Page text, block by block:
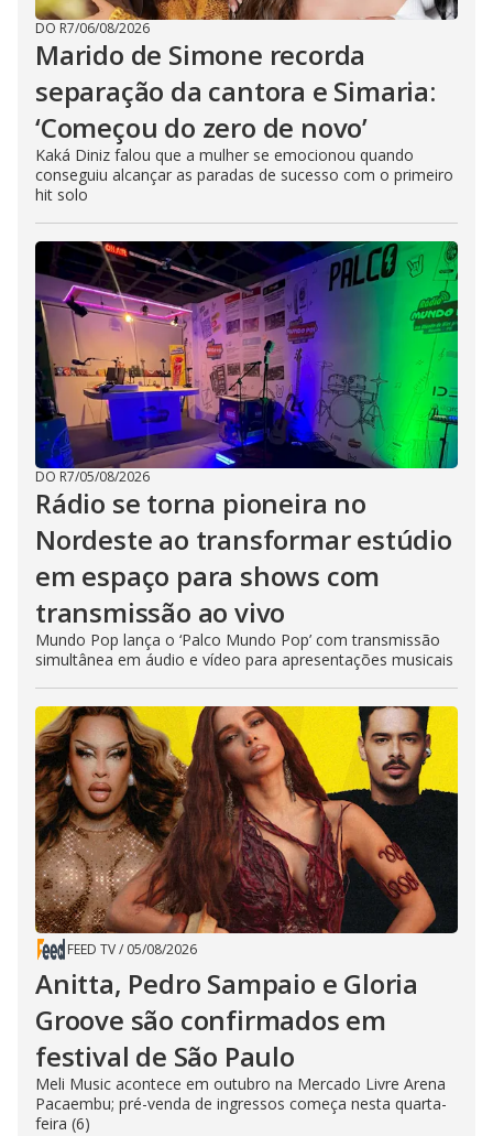
DO R7/06/08/2026
Marido de Simone recorda
separação da cantora e Simaria:
‘Começou do zero de novo’
Kaká Diniz falou que a mulher se emocionou quando
conseguiu alcançar as paradas de sucesso com o primeiro
hit solo
DO R7/05/08/2026
Rádio se torna pioneira no
Nordeste ao transformar estúdio
em espaço para shows com
transmissão ao vivo
Mundo Pop lança o ‘Palco Mundo Pop’ com transmissão
simultânea em áudio e vídeo para apresentações musicais
FEED TV/ 05/08/2026
Anitta, Pedro Sampaio e Gloria
Groove são confirmados em
festival de São Paulo
Meli Music acontece em outubro na Mercado Livre Arena
Pacaembu; pré-venda de ingressos começa nesta quarta-
feira (6)